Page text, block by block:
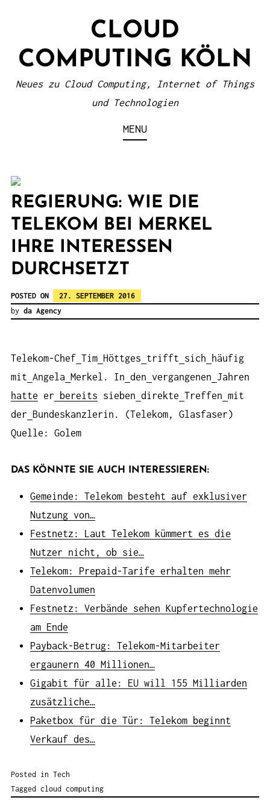
CLOUD
COMPUTING KÖLN
Neues zu Cloud Computing, Internet of Things
und Technologien
MENU
REGIERUNG: WIE DIE
TELEKOM BEI MERKEL
IHRE INTERESSEN
DURCHSETZT
POSTED ON
27. SEPTEMBER 2016
by da Agency
Telekom-Chef Tim Höttges trifft sich
häufig
mit Angela Merkel. In den vergangenen
Jahren
hatte er bereits sieben direkte Treffen mit
der Bundeskanzlerin. (Telekom, Glasfaser)
Quelle: Golem
DAS KÖNNTE SIE AUCH INTERESSIEREN:
Gemeinde: Telekom besteht auf exklusiver
Nutzung von…
Festnetz: Laut Telekom kümmert es die
Nutzer nicht, ob sie…
Telekom: Prepaid-Tarife erhalten mehr
Datenvolumen
Festnetz: Verbände sehen Kupfertechnologie
am Ende
Payback-Betrug: Telekom-Mitarbeiter
ergaunern 40 Millionen…
Gigabit für alle: EU will 155 Milliarden
zusätzliche…
Paketbox für die Tür: Telekom beginnt
Verkauf des…
Posted in Tech
Tagged cloud computing